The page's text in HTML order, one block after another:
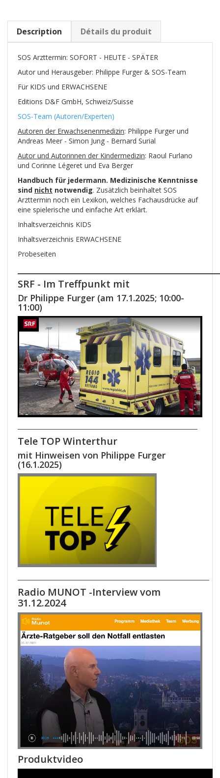
Description Détails du produit
SOS Arzttermin: SOFORT - HEUTE - SPÄTER
Autor und Herausgeber: Philippe Furger & SOS-Team
Für KIDS und ERWACHSENE
Editions D&F GmbH, Schweiz/Suisse
SOS-Team (Autoren/Experten)
Autoren der Erwachsenenmedizin: Philippe Furger und
Andreas Meer - Simon Jung - Bernard Surial
Autor und Autorinnen der Kindermedizin: Raoul Furlano
und Corinne Légeret und Eva Berger
Handbuch für jedermann. Medizinische Kenntnisse
sind nicht notwendig. Zusätzlich beinhaltet SOS
Arzttermin noch ein Lexikon, welches Fachausdrücke auf
eine spielerische und einfache Art erklärt.
Inhaltsverzeichnis KIDS
Inhaltsverzeichnis ERWACHSENE
Probeseiten
SRF - Im Treffpunkt mit
Dr Philippe Furger (am 17.1.2025; 10:00-
11:00)
Tele TOP Winterthur
mit Hinweisen von Philippe Furger
(16.1.2025)
Radio MUNOT -Interview vom
31.12.2024
Produktvideo